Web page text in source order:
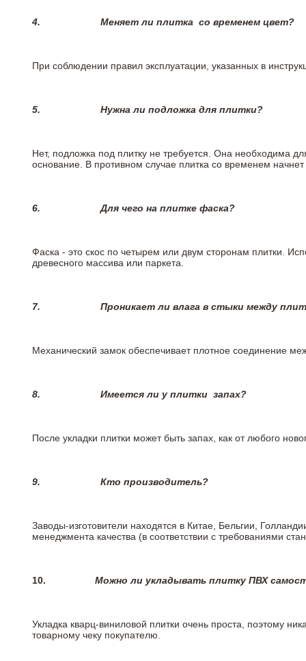
4. Меняет ли плитка со временем цвет?
При соблюдении правил эксплуатации, указанных в
5. Нужна ли подложка для плитки?
Нет, подложка под плитку не требуется. Она необходима
основание. В противном случае плитка со временем
6.Для чего на плитке фаска?
Фаска - это скос по четырем или двум сторонам плитки.
древесного массива или паркета.
7. Проникает ли влага в стыки между
Механический замок обеспечивает плотное соединение
8. Имеется ли у плитки запах?
После укладки плитки может быть запах, как от любого
9. Кто производитель?
Заводы-изготовители находятся в Китае, Бельгии,
менеджмента качества (в соответствии с требованиями
10. Можно ли укладывать плитку ПВХ
Укладка кварц-виниловой плитки очень проста, поэтому
товарному чеку покупателю.